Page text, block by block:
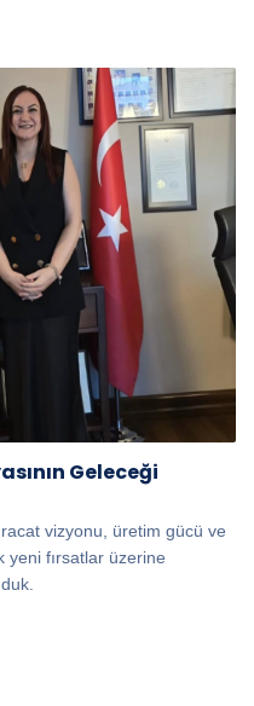
Geleceği
vizyonu, üretim gücü ve
yeni fırsatlar üzerine